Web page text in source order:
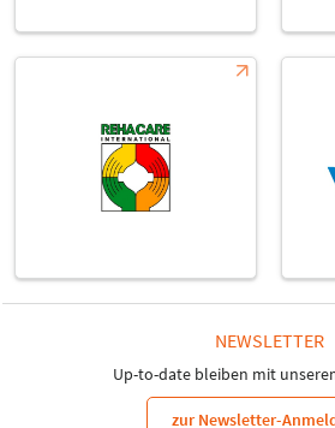
NEWSLETTER
Up-to-date bleiben mit
zur Newsletter-